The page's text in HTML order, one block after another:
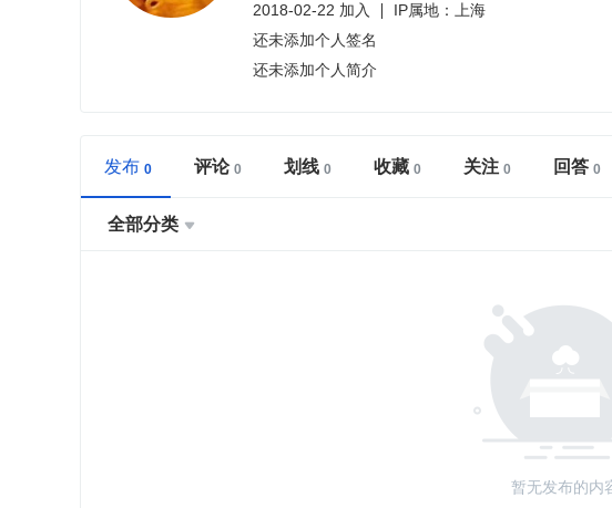
2018-02-22 加入
IP属地：上海
还未添加个人签名
还未添加个人简介
发布 评论 划线 收藏 关注 回答
全部分类 
暂无发布的内